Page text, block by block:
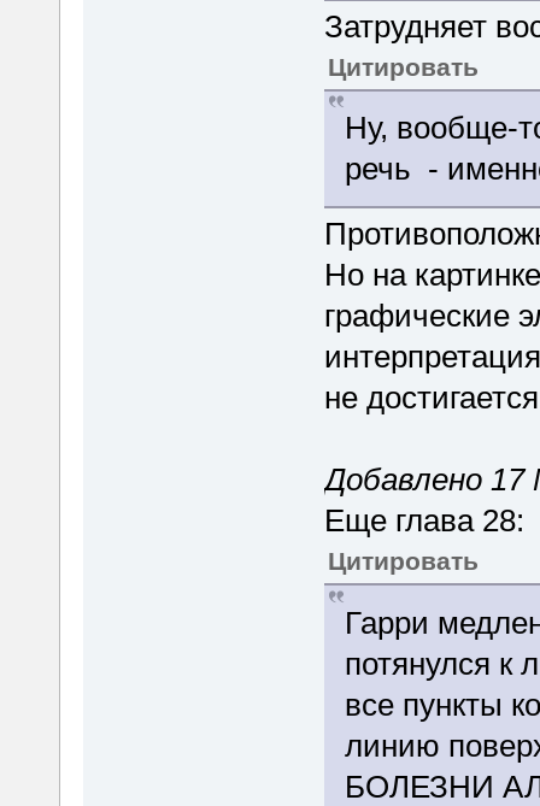
Затрудняет
Цитировать
Ну, вообще-
речь -
Но на
графические
не
Добавлено 17
Еще глава 28:
Цитировать
Гарри
потянулся к
все пункты
линию
БОЛЕЗНИ